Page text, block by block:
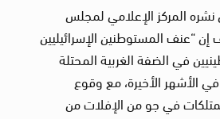
نشره المركز الإعلامي لمجلس
“عنف المستوطنين الإسرائيليين
في الضفة الغربية المحتلة
الأشهر الأخيرة، مع وقوع
في جو من الإفلات من